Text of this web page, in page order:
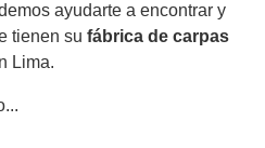
ayudarte a encontrar y
tienen su fábrica de carpas
Lima.